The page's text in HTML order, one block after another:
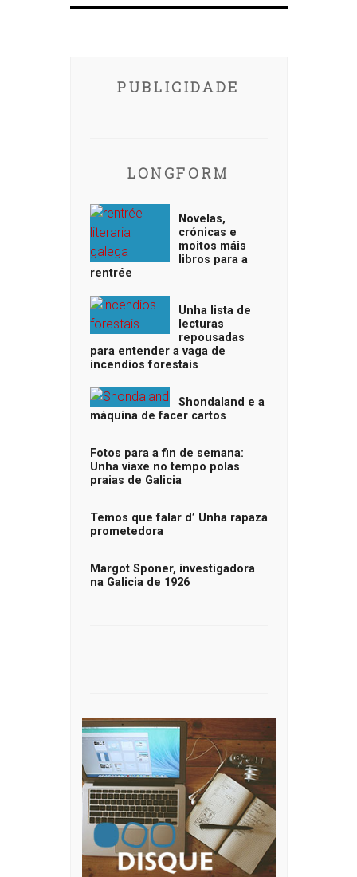
PUBLICIDADE
LONGFORM
Novelas,
crónicas e
moitos máis
libros para a
rentrée
Unha lista de
lecturas
repousadas
para entender a vaga de
incendios forestais
Shondaland e a
máquina de facer cartos
Fotos para a fin de semana:
Unha viaxe no tempo polas
praias de Galicia
Temos que falar d’ Unha rapaza
prometedora
Margot Sponer, investigadora
na Galicia de 1926